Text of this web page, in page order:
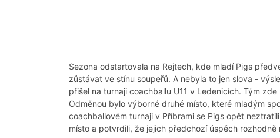
Sezona odstartovala na Rejtech, kde mladí Pigs
zůstávat ve stínu soupeřů. A nebyla to jen slova -
přišel na turnaji coachballu U11 v Ledenicích. Tým
Odměnou bylo výborné druhé místo, které mladým
coachballovém turnaji v Příbrami se Pigs opět
místo a potvrdili, že jejich předchozí úspěch rozhodně